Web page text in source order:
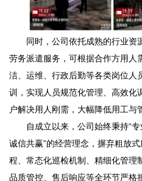
同时，公司依托成熟的行业资
劳务派遣服务，可根据合作方用人
洁、运维、行政后勤等各类岗位人
训，实现人员规范化管理、高效化
户解决用人刚需，大幅降低用工与
自成立以来，公司始终秉持“
诚信共赢”的经营理念，摒弃粗放
程、常态化巡检机制、精细化管理
品质管控、售后响应等全环节严格